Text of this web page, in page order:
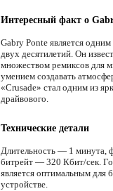
Интересный факт о
Gabry Ponte является
двух десятилетий. Он
множеством ремиксов для
умением создавать
«Crusade» стал одним из
драйвового.
Технические детали
Длительность — 1 минута,
битрейт — 320 Кбит/сек.
является оптимальным для
устройстве.